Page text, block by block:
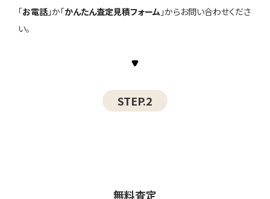
「お電話 」か「かんたん査定見積フォーム 」からお問い合わせくださ
い。
STEP.2
無料査定